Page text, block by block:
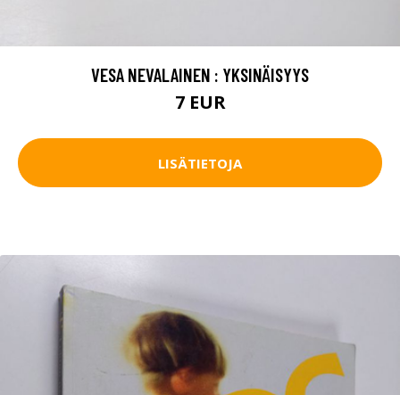
VESA NEVALAINEN : YKSINÄISYYS
7 EUR
LISÄTIETOJA